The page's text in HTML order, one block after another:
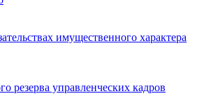
имущественного характера
управленческих кадров